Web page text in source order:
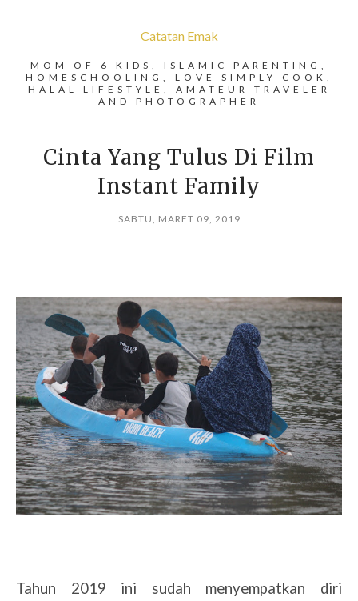
Catatan Emak
MOM OF 6 KIDS, ISLAMIC PARENTING,
HOMESCHOOLING, LOVE SIMPLY COOK,
HALAL LIFESTYLE, AMATEUR TRAVELER
AND PHOTOGRAPHER
Cinta Yang Tulus Di Film
Instant Family
SABTU, MARET 09, 2019
Tahun 2019 ini sudah menyempatkan diri